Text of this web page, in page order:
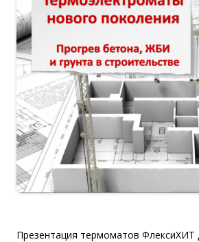
Презентация термоматов ФлексиХИТ